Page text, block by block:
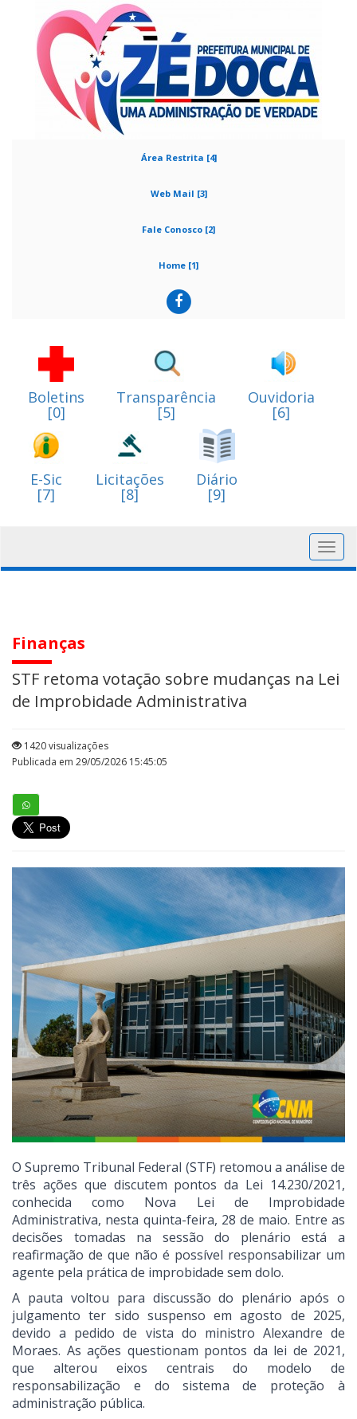
Área Restrita [4]
Web Mail [3]
Fale Conosco [2]
Home [1]
Boletins
[0]
Transparência
[5]
Ouvidoria
[6]
E-Sic
[7]
Licitações
[8]
Diário
[9]
Finanças
STF retoma votação sobre mudanças na Lei
de Improbidade Administrativa
1420 visualizações
Publicada em 29/05/2026 15:45:05
O Supremo Tribunal Federal (STF) retomou a análise de
três ações que discutem pontos da Lei 14.230/2021,
conhecida como Nova Lei de Improbidade
Administrativa, nesta quinta-feira, 28 de maio. Entre as
decisões tomadas na sessão do plenário está a
reafirmação de que não é possível responsabilizar um
agente pela prática de improbidade sem dolo.
A pauta voltou para discussão do plenário após o
julgamento ter sido suspenso em agosto de 2025,
devido a pedido de vista do ministro Alexandre de
Moraes. As ações questionam pontos da lei de 2021,
que alterou eixos centrais do modelo de
responsabilização e do sistema de proteção à
administração pública.